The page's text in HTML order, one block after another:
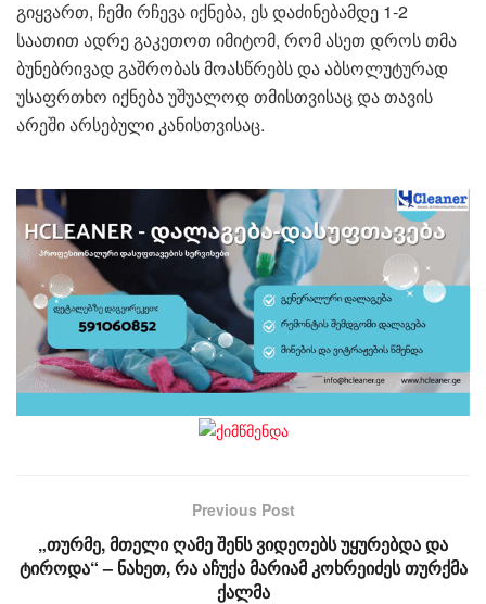
გიყვართ, ჩემი რჩევა იქნება, ეს დაძინებამდე 1-2
საათით ადრე გაკეთოთ იმიტომ, რომ ასეთ დროს თმა
ბუნებრივად გაშრობას მოასწრებს და აბსოლუტურად
უსაფრთხო იქნება უშუალოდ თმისთვისაც და თავის
არეში არსებული კანისთვისაც.
Previous Post
„თურმე, მთელი ღამე შენს ვიდეოებს უყურებდა და
ტიროდა“ – ნახეთ, რა აჩუქა მარიამ კოხრეიძეს თურქმა
ქალმა